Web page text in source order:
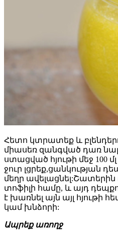
Հետո կտրատեք և
միասեռ զանգված դառ
ստացված հյութի մեջ 100 մլ
ջուր լցրեք,ցանկության
մեղր ավելացնել:Շատերին
տոֆիլի համը, և այդ
է խառնել այն այլ հյութի
կամ խնձորի:
Ապրեք առողջ